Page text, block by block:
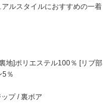
ルスタイルにおすすめの一着
地]ポリエステル100％ [リブ部
5％
プ / 裏ボア